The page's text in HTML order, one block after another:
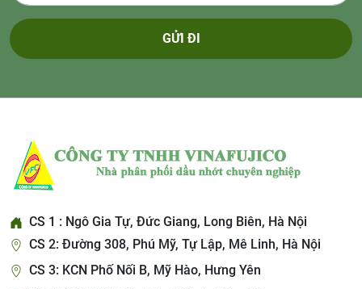
GỬI ĐI
CS 1 : Ngô Gia Tự, Đức Giang, Long Biên, Hà Nội
CS 2: Đường 308, Phú Mỹ, Tự Lập, Mê Linh, Hà Nội
CS 3: KCN Phố Nối B, Mỹ Hào, Hưng Yên